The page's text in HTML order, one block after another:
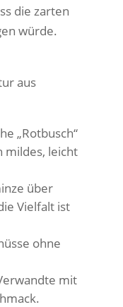
die zarten
würde.
aus
„Rotbusch“
mildes, leicht
über
Vielfalt ist
ohne
mit